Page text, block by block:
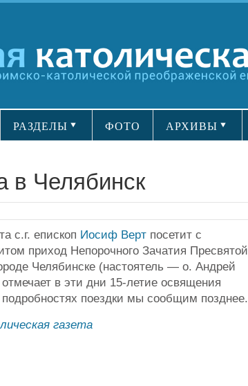
РАЗДЕЛЫ ФОТО АРХИВЫ
в Челябинск
с.г. епископ Иосиф Верт посетит с
приход Непорочного Зачатия Пресвятой
Челябинске (настоятель — о. Андрей
в эти дни 15-летие освящения
поездки мы сообщим позднее.
газета